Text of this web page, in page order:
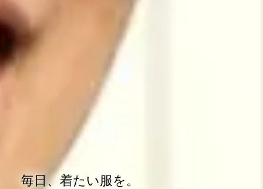
毎日、着たい服を。